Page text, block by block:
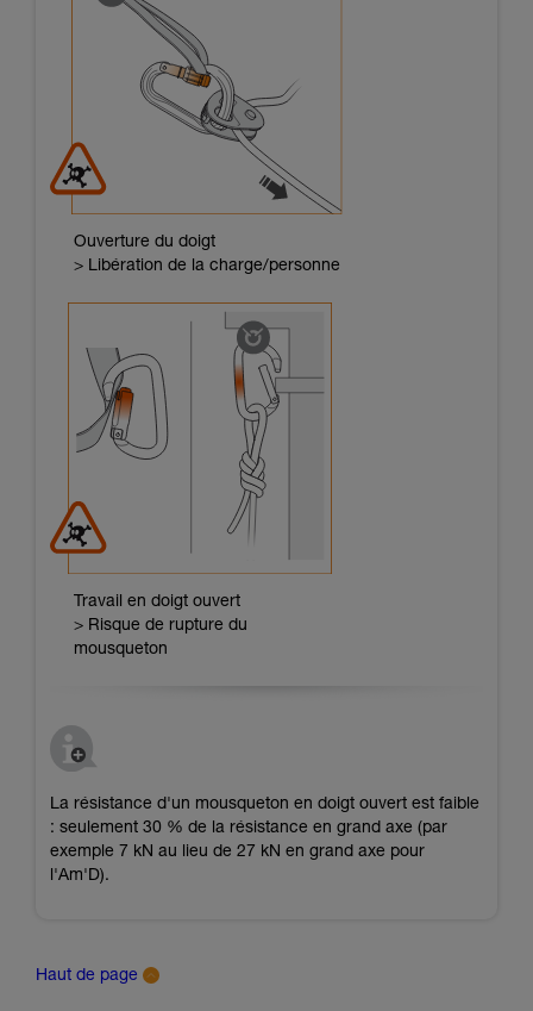
Ouverture du doigt
> Libération de la charge/personne
Travail en doigt ouvert
> Risque de rupture du
mousqueton
La résistance d'un mousqueton en doigt ouvert est faible
: seulement 30 % de la résistance en grand axe (par
exemple 7 kN au lieu de 27 kN en grand axe pour
l'Am'D).
Haut de page